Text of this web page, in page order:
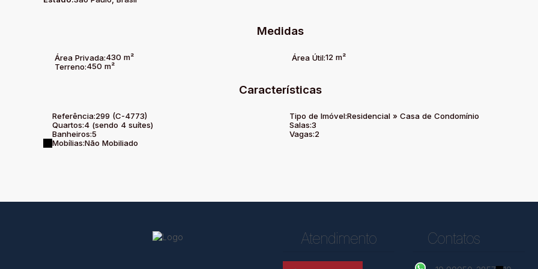
Medidas
Área Privada:430 m² Área Útil:12 m²
Terreno:450 m²
Características
Referência:299 (C-4773) Tipo de Imóvel:Residencial » Casa de Condomínio
Quartos:4 (sendo 4 suítes) Salas:3
Banheiros:5 Vagas:2
Mobílias:Não Mobiliado
Atendimento Contatos